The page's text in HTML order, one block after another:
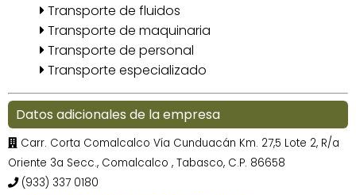
Transporte de fluidos
Transporte de maquinaria
Transporte de personal
Transporte especializado
Datos adicionales de la empresa
Carr. Corta Comalcalco Vía Cunduacán Km. 27,5 Lote 2, R/a
Oriente 3a Secc., Comalcalco , Tabasco, C.P. 86658
(933) 337 0180